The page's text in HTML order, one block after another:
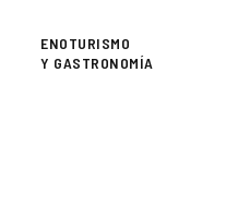
ENOTURISMO
Y GASTRONOMÍA